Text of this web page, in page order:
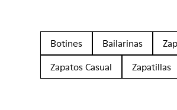
Botines Bailarinas
Zapatos Casual
Zapatillas